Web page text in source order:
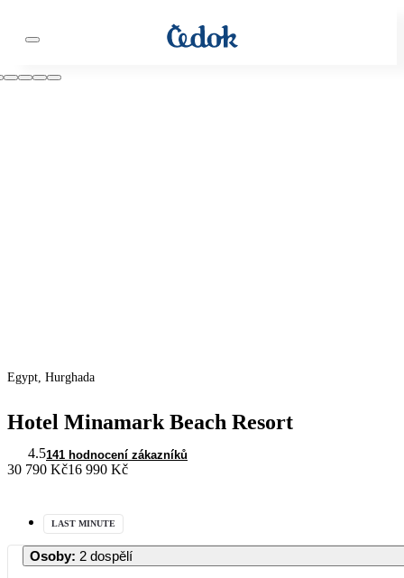
Egypt, Hurghada
Hotel Minamark Beach Resort
4.5141 hodnocení zákazníků
30 790 Kč16 990 Kč
LAST MINUTE
Osoby: 2 dospělí